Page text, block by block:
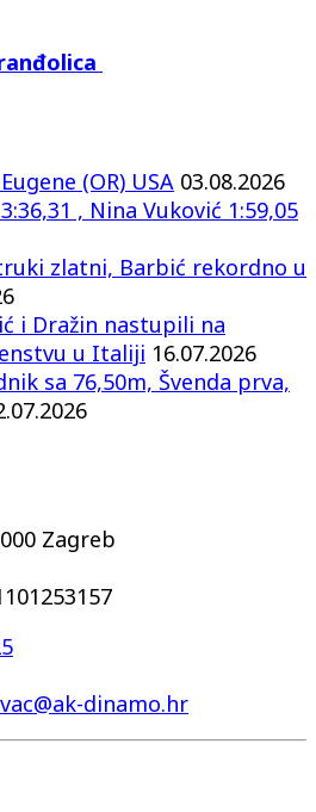
(OR) USA 03.08.2026
, Nina Vuković 1:59,05
zlatni, Barbić rekordno u
i Dražin nastupili na
u Italiji 16.07.2026
sa 76,50m, Švenda prva,
Zagreb
dinamo.hr